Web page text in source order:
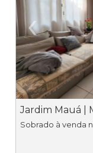
‹
Jardim Mauá |
Sobrado à